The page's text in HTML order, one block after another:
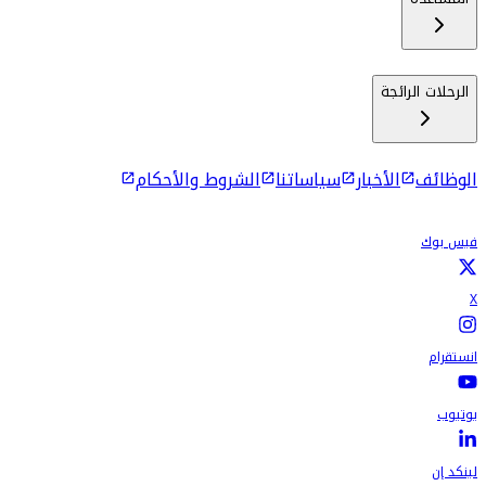
الرحلات الرائجة
الوظائف الأخبار سياساتنا الشروط والأحكام
فيس بوك
X
انستقرام
يوتيوب
لينكد إن